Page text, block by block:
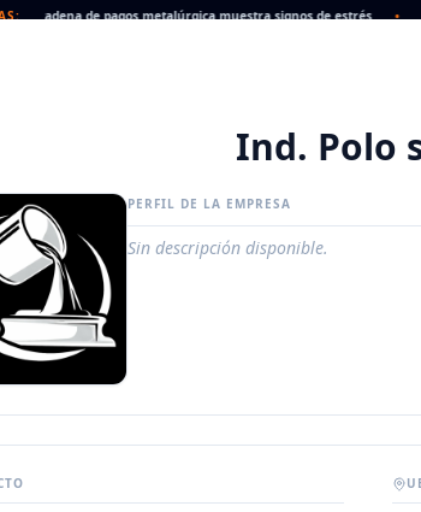
cadena de pagos metalúrgica muestra signos de estrés •
Ind. Polo
PERFIL DE LA EMPRESA
Sin descripción disponible.